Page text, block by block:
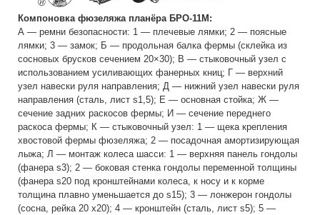
Компоновка фюзеляжа планёра БРО-11М:
А — ремни безопасности: 1 — плечевые лямки; 2 — поясные
лямки; 3 — замок; Б — продольная балка фермы (склейка из
сосновых брусков сечением 20×30); В — стыковочный узел с
использованием усиливающих фанерных книц; Г — верхний
узел навески руля направления; Д — нижний узел навески руля
направления (сталь, лист s1,5); Е — основная стойка; Ж —
сечение задних раскосов фермы; И — сечение переднего
раскоса фермы; К — стыковочный узел: 1 — щека крепления
хвостовой фермы фюзеляжа; 2 — посадочная амортизирующая
лыжа; Л — монтаж колеса шасси: 1 — верхняя панель гондолы
(фанера s3); 2 — боковая стенка гондолы переменной толщины
(фанера s20 под кронштейнами колеса, к носу и к корме
толщина плавно уменьшается до s15); 3 — лонжерон гондолы
(сосна, рейка 20 х20); 4 — кронштейн (сталь, лист s5); 5 —